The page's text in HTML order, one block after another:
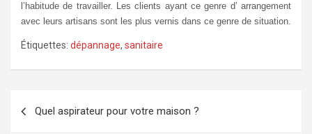
l’habitude de travailler. Les clients ayant ce genre d’ arrangement
avec leurs artisans sont les plus vernis dans ce genre de situation.
Étiquettes: dépannage, sanitaire
Quel aspirateur pour votre maison ?